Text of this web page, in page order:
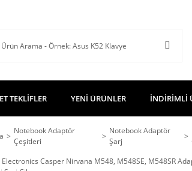
TEKLİFLER YENİ ÜRÜNLER İNDİRİMLİ
Notebook Adaptör
Çeşitleri
Notebook Adaptör
Şarj